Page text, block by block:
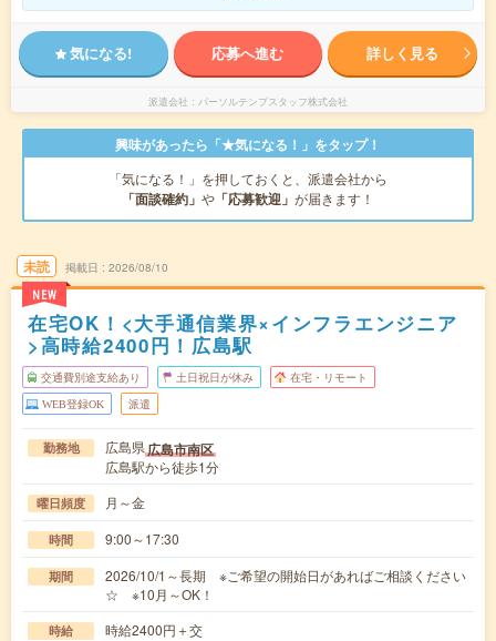
気になる! 応募へ進む 詳しく見る
派遣会社 パーソルテンプスタッフ株式会社
興味があったら「★気になる！」をタップ！
「気になる！」を押しておくと、派遣会社から
「面談確約」 や 「応募歓迎」 が届きます！
未読
NEW
掲載日 2026/08/10
在宅OK！<大手通信業界×インフラエンジニア
>高時給2400円！広島駅
交通費別途支給あり 土日祝日が休み 在宅・リモート
WEB登録OK 派遣
勤務地 広島県広島市南区
広島駅から徒歩1分
曜日頻度 月～金
時間 9:00～17:30
期間
2026/10/1～長期 ※ご希望の開始日があればご相談ください
☆ ※10月～OK！
時給 時給2400円＋交